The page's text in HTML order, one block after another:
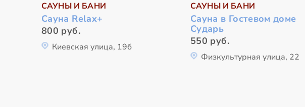
САУНЫ И БАНИ
Сауна Relax+
800 руб.
Киевская улица, 19б
САУНЫ И БАНИ
Сауна в Гостевом доме
Сударь
550 руб.
Физкультурная улица, 22